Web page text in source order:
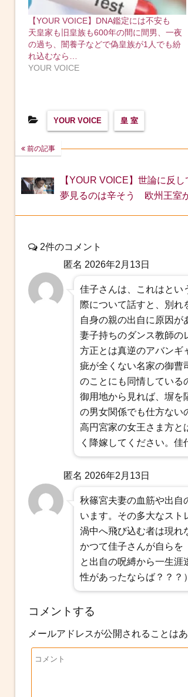
【YOUR VOICE】DNA鑑定には不安も
天皇家も旧皇族も600年の間に間男、一夜
の過ち、闇養子などで偽皇族が1人でも紛
れ込むなら…
YOUR VOICE
YOUR VOICE 皇 室
前の記事
【YOUR VOICE】世論に反
夢見るのは辛そう 欧州王室
2件のコメント
匿名 2026年2月13日
佳子さんは、これはとい
際について話すと、別れ
自身の親の出自に原因が
妻子持ちのダンス教師の
方正とは真逆のアバンギ
疵が全くない名家の御曹
のことにも同情している
御用地から見れば、塀を
の男女関係でも仕方ない
高円宮家の女王さま方と
く降嫁してください。佳
匿名 2026年2月13日
秋篠宮夫妻の血筋や出自
います。その多大なスト
渦中へ飛び込む者は現れ
かつて佳子さんが自らを
と出自の呪縛から一生
性があったならば？？？
コメントする
メールアドレスが公開されることはあ